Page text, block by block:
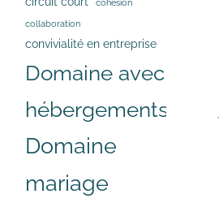
cohésion
collaboration
convivialité en entreprise
Domaine avec
hébergements
Domaine
mariage